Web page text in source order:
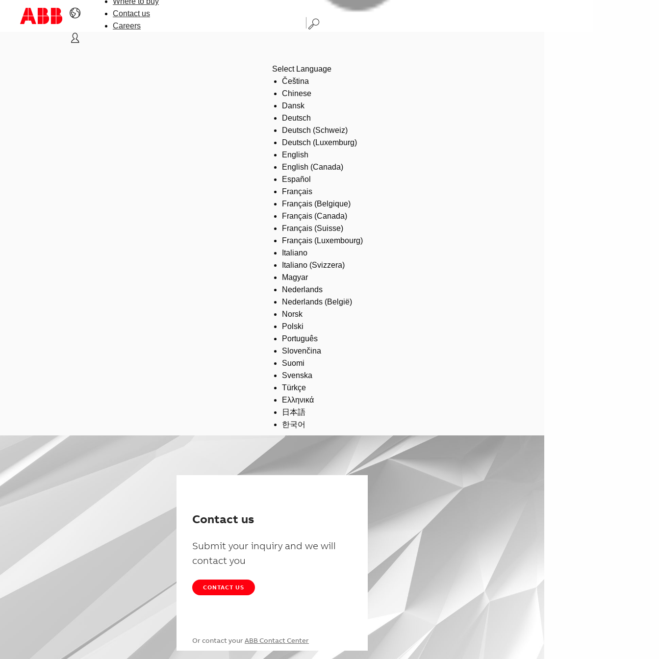
Contact us
Careers
Select Language
Čeština
Chinese
Dansk
Deutsch
Deutsch (Schweiz)
Deutsch (Luxemburg)
English
English (Canada)
Español
Français
Français (Belgique)
Français (Canada)
Français (Suisse)
Français (Luxembourg)
Italiano
Italiano (Svizzera)
Magyar
Nederlands
Nederlands (België)
Norsk
Polski
Português
Slovenčina
Suomi
Svenska
Türkçe
Ελληνικά
日本語
한국어
Contact us
Submit your inquiry and we will
contact you
CONTACT US
Or contact your ABB Contact Center